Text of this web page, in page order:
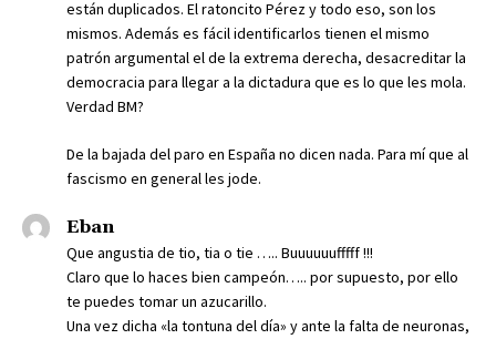
están duplicados. El ratoncito Pérez y todo eso, son los
mismos. Además es fácil identificarlos tienen el mismo
patrón argumental el de la extrema derecha, desacreditar la
democracia para llegar a la dictadura que es lo que les mola.
Verdad BM?
De la bajada del paro en España no dicen nada. Para mí que al
fascismo en general les jode.
Eban
Que angustia de tio, tia o tie ….. Buuuuuufffff !!!
Claro que lo haces bien campeón….. por supuesto, por ello
te puedes tomar un azucarillo.
Una vez dicha «la tontuna del día» y ante la falta de neuronas,